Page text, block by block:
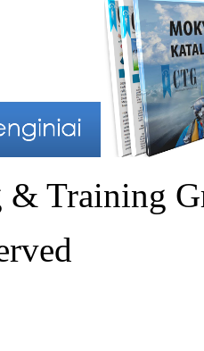
Training